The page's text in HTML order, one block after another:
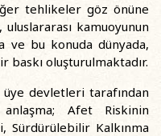
tehlikeler göz önüne
kamuoyunun
ve bu konuda dünyada,
oluşturulmaktadır.
devletleri tarafından
Afet Riskinin
Sürdürülebilir Kalkınma